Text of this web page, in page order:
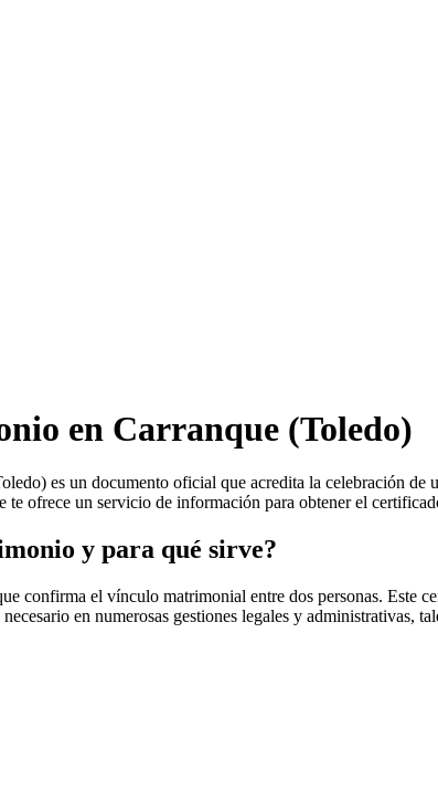
en Carranque (Toledo)
es un documento oficial que acredita la celebración de
te ofrece un servicio de información para obtener el
y para qué sirve?
confirma el vínculo matrimonial entre dos personas. Este
en numerosas gestiones legales y administrativas,